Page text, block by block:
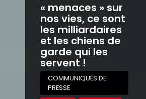
« menaces » sur
nos vies, ce sont
les milliardaires
et les chiens de
garde qui les
servent !
COMMUNIQUÉS DE
PRESSE